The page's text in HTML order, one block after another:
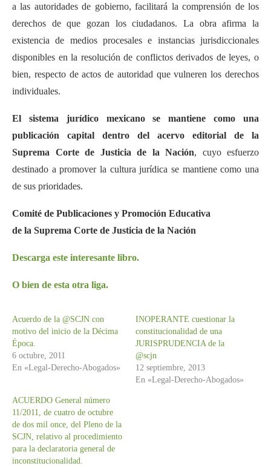
a las autoridades de gobierno, facilitará la comprensión de los
derechos de que gozan los ciudadanos. La obra afirma la
existencia de medios procesales e instancias jurisdiccionales
disponibles en la resolución de conflictos derivados de leyes, o
bien, respecto de actos de autoridad que vulneren los derechos
individuales.
El sistema jurídico mexicano se mantiene como una
publicación capital dentro del acervo editorial de la
Suprema Corte de Justicia de la Nación, cuyo esfuerzo
destinado a promover la cultura jurídica se mantiene como una
de sus prioridades.
Comité de Publicaciones y Promoción Educativa
de la Suprema Corte de Justicia de la Nación
Descarga este interesante libro.
O bien de esta otra liga.
Acuerdo de la @SCJN con
motivo del inicio de la Décima
Época.
6 octubre, 2011
En «Legal-Derecho-Abogados»
INOPERANTE cuestionar la
constitucionalidad de una
JURISPRUDENCIA de la
@scjn
12 septiembre, 2013
En «Legal-Derecho-Abogados»
ACUERDO General número
11/2011, de cuatro de octubre
de dos mil once, del Pleno de la
SCJN, relativo al procedimiento
para la declaratoria general de
inconstitucionalidad.